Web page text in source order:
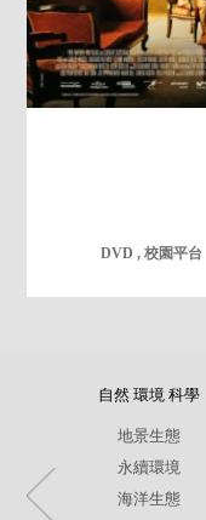
DVD , 校園平台
自然 環境 科學
地景生態
永續環境
海洋生態